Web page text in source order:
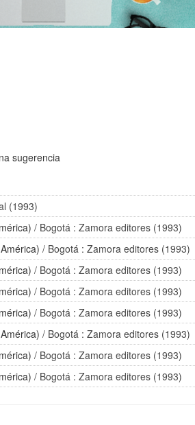
sugerencia
(1993)
/ Bogotá : Zamora editores (1993)
/ Bogotá : Zamora editores (1993)
/ Bogotá : Zamora editores (1993)
/ Bogotá : Zamora editores (1993)
/ Bogotá : Zamora editores (1993)
/ Bogotá : Zamora editores (1993)
/ Bogotá : Zamora editores (1993)
/ Bogotá : Zamora editores (1993)